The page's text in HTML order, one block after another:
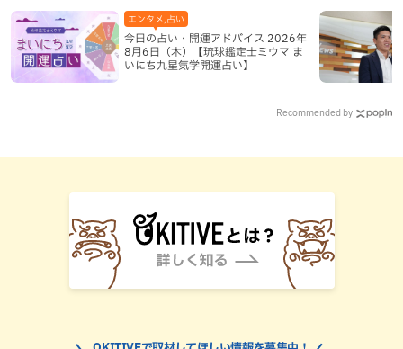
今日の占い・開運アドバイス 2026年
8月6日（木）【琉球鑑定士ミウマ ま
いにち九星気学開運占い】
エンタメ,占い
Recommended by